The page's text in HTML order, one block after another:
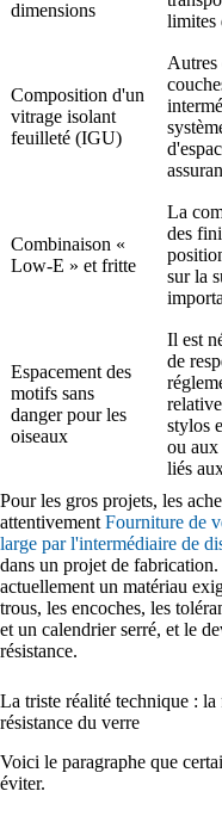
dimensions
limites
Composition d'un
vitrage isolant
feuilleté (IGU)
Autres
Combinaison «
Low-E » et fritte
La
des
sur la
Espacement des
motifs sans
danger pour les
oiseaux
Il est
de
stylos
ou aux
liés
Pour les gros projets, les
attentivement Fourniture de
large par l'intermédiaire de
dans un projet de
actuellement un matériau
trous, les encoches, les
et un calendrier serré, et le
résistance.
La triste réalité technique :
résistance du verre
Voici le paragraphe que
éviter.